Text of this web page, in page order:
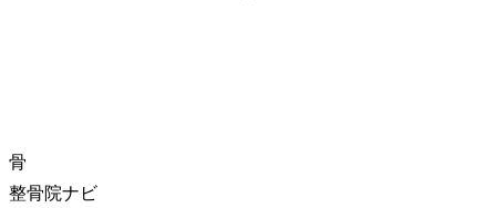
骨
整骨院ナビ